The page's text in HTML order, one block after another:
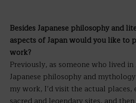
Besides Japanese philosophy and
aspects of Japan would you like to
work?
Previously, as someone who lived in
Japanese philosophy and
my work, I’d visit the actual places,